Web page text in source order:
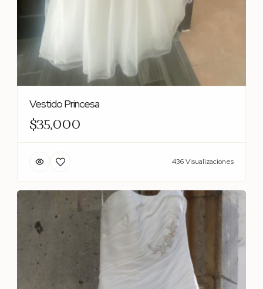
Vestido Princesa
$35,000
436 Visualizaciones